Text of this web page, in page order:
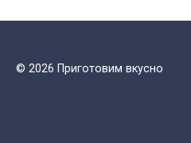
© 2026 Приготовим вкусно